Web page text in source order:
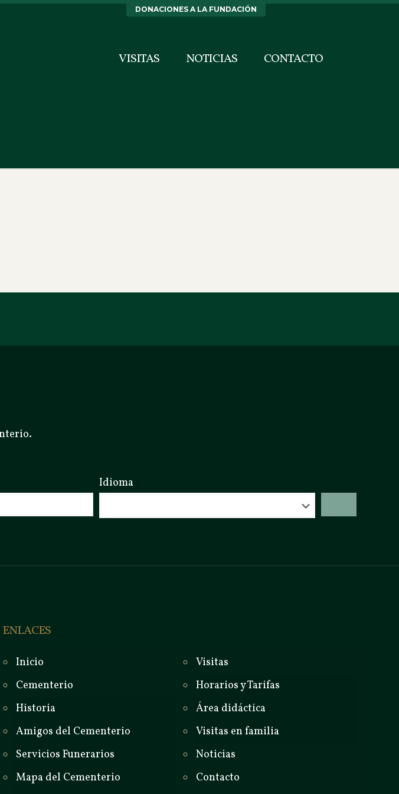
DONACIONES A LA FUNDACIÓN
VISITAS NOTICIAS CONTACTO
Idioma
ENLACES
Inicio
Cementerio
Historia
Amigos del Cementerio
Servicios Funerarios
Mapa del Cementerio
Visitas
Horarios y Tarifas
Área didáctica
Visitas en familia
Noticias
Contacto